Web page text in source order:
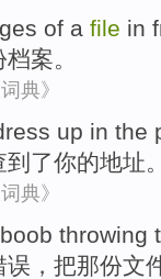
of a file in
档案。
典》
up in the
到了你的地址
典》
boob throwing
， 把那份文